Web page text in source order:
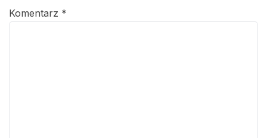
Komentarz *